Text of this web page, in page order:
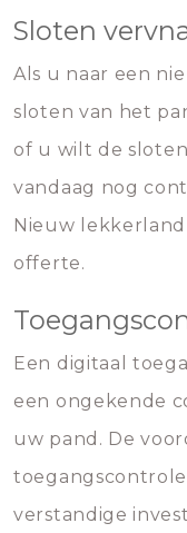
Sloten
Als u naar een
sloten van het
of u wilt de
vandaag nog
Nieuw
offerte.
Een digitaal
een ongekende
uw pand. De
verstandige